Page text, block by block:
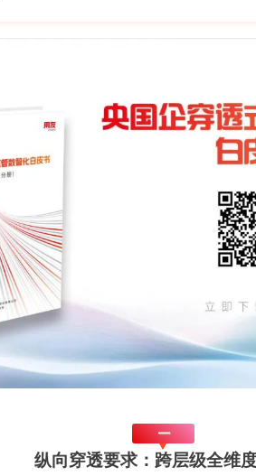
一
纵向穿透要求：跨层级全维